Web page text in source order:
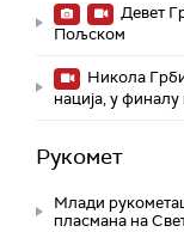
Девет
Пољском
Никола
нација, у
Рукомет
Млади
пласмана на